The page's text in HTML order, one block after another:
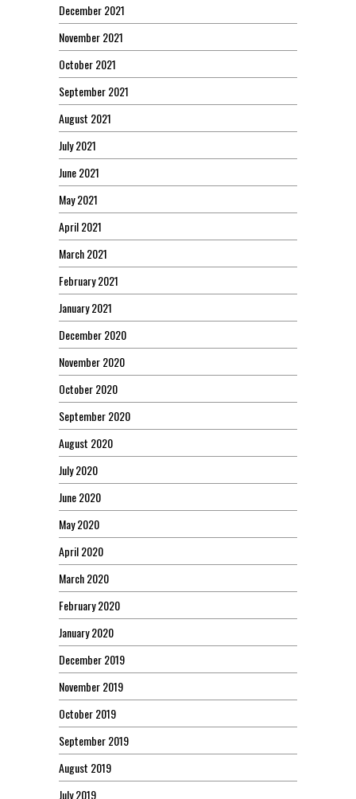
December 2021
November 2021
October 2021
September 2021
August 2021
July 2021
June 2021
May 2021
April 2021
March 2021
February 2021
January 2021
December 2020
November 2020
October 2020
September 2020
August 2020
July 2020
June 2020
May 2020
April 2020
March 2020
February 2020
January 2020
December 2019
November 2019
October 2019
September 2019
August 2019
July 2019